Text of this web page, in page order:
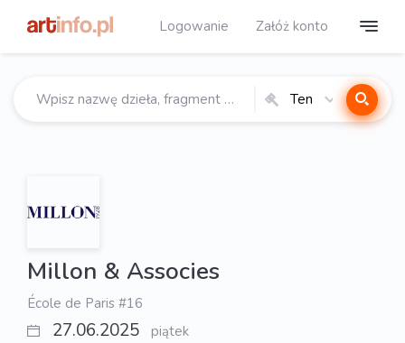
Logowanie Załóż konto
Ten
Millon & Associes
École de Paris #16
27.06.2025 piątek